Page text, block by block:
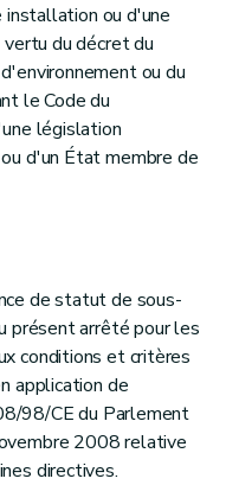
ou d'une
du décret du
ou du
le Code du
législation
d'un État membre de
de statut de sous-
présent arrêté pour les
conditions et critères
application de
98/CE du Parlement
2008 relative
directives.